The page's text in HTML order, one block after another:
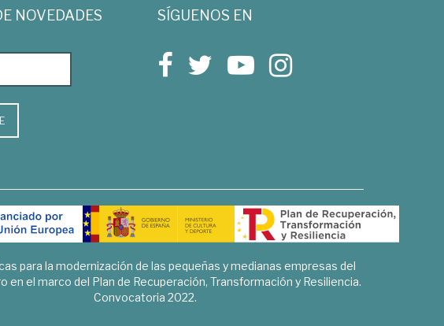
NOVEDADES SÍGUENOS EN
para la modernización de las pequeñas y medianas empresas del
en el marco del Plan de Recuperación, Transformación y Resiliencia.
Convocatoria 2022.